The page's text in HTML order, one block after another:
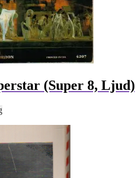
(Super 8, Ljud)